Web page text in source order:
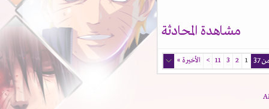
مشاهدة المحادثة
2
11
> الأخيرة»